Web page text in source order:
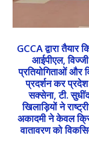
GCCA द्वारा तैयार
आईपीएल, विज्जी
प्रतियोगिताओं और
प्रदर्शन कर
सक्सेना, टी.
खिलाड़ियों ने
अकादमी ने केवल
वातावरण को